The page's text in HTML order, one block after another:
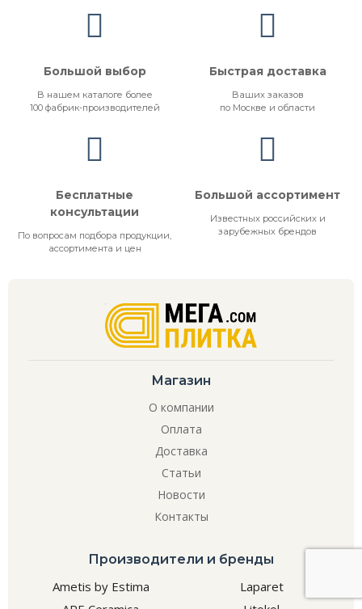
Большой выбор
В нашем каталоге более
100 фабрик-производителей
Быстрая доставка
Ваших заказов
по Москве и области
Бесплатные
консультации
По вопросам подбора продукции,
ассортимента и цен
Большой ассортимент
Известных российских и
зарубежных брендов
Магазин
О компании
Оплата
Доставка
Статьи
Новости
Контакты
Производители и бренды
Ametis by Estima
Laparet